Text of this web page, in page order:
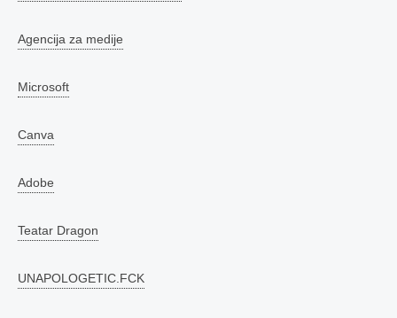
Agencija za medije
Microsoft
Canva
Adobe
Teatar Dragon
UNAPOLOGETIC.FCK